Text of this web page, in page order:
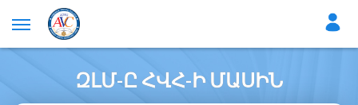
ԶԼՄ-Ը ՀՎՀ-Ի ՄԱՍԻՆ